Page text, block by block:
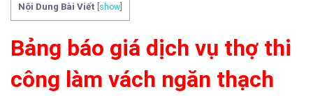
Nội Dung Bài Viết show
Bảng báo giá dịch vụ thợ thi
công làm vách ngăn thạch